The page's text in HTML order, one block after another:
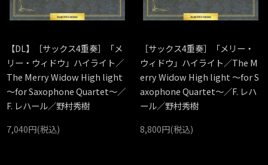
【DL】［サックス4重奏］「メ
リー・ウィドウ」ハイライト／
The Merry Widow High light
～for Saxophone Quartet～／
F. レハール／野村秀樹
7,040円(税込)
［サックス4重奏］「メリー・
ウィドウ」ハイライト／The M
erry Widow High light ～for S
axophone Quartet～／F. レハ
ール／野村秀樹
8,800円(税込)